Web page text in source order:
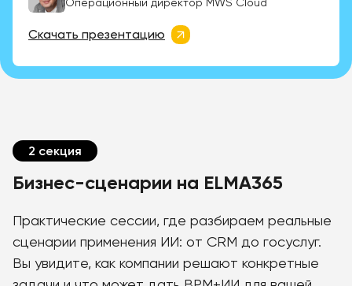
Операционный директор MWS Cloud
Скачать презентацию
2 секция
Бизнес-сценарии на ELMA365
Практические сессии, где разбираем реальные
сценарии применения ИИ: от CRM до госуслуг.
Вы увидите, как компании решают конкретные